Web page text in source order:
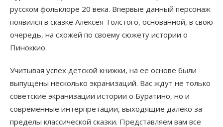
русском фольклоре 20 века. Впервые данный персонаж
появился в сказке Алексея Толстого, основанной, в свою
очередь, на схожей по своему сюжету истории о
Пиноккио.
Учитывая успех детской книжки, на ее основе были
выпущены несколько экранизаций. Вас ждут не только
советские экранизации истории о Буратино, но и
современные интерпретации, выходящие далеко за
пределы классической сказки. Представляем вам все